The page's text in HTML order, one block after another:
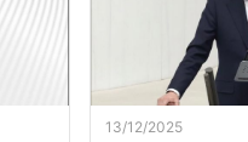
13/12/2025